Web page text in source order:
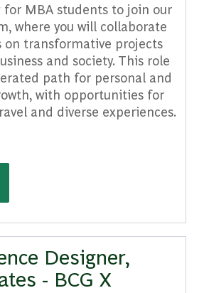
for MBA students to join our
where you will collaborate
transformative projects
and society. This role
path for personal and
with opportunities for
and diverse experiences.
Designer,
- BCG X